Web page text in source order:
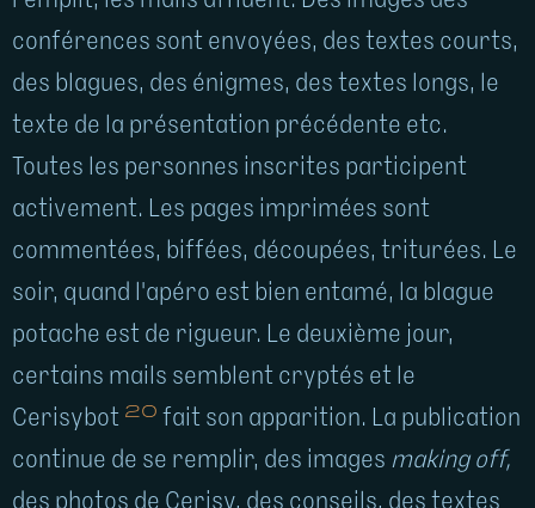
conférences sont envoyées, des textes courts,
des blagues, des énigmes, des textes longs, le
texte de la présentation précédente etc.
Toutes les personnes inscrites participent
activement. Les pages imprimées sont
commentées, biffées, découpées, triturées. Le
soir, quand l'apéro est bien entamé, la blague
potache est de rigueur. Le deuxième jour,
certains mails semblent cryptés et le
Cerisybot 20 fait son apparition. La publication
continue de se remplir, des images making off,
des photos de Cerisy, des conseils, des textes